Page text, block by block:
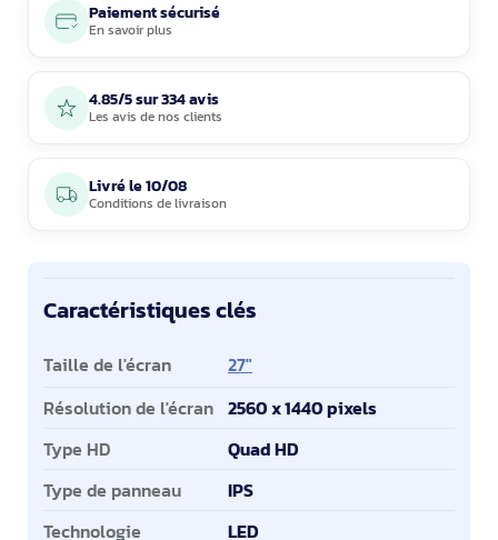
Paiement sécurisé
En savoir plus
4.85/5 sur 334 avis
Les avis de nos clients
Livré le10/08
Conditions de livraison
Caractéristiques clés
Caractéristiques clés
Taille de l'écran
27"
Résolution de l'écran 2560 x 1440 pixels
Type HD
Quad HD
Type de panneau
IPS
Technologie
LED